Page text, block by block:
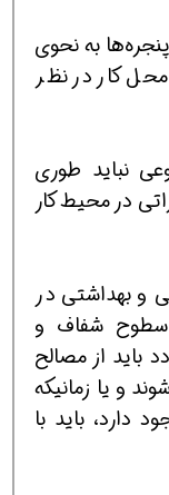
پنجره‌ها به نحوی
کار در نظر
نباید طوری
در محیط کار
و بهداشتی در
سطوح شفاف و
باید از مصالح
و یا زمانیکه
دارد، باید با